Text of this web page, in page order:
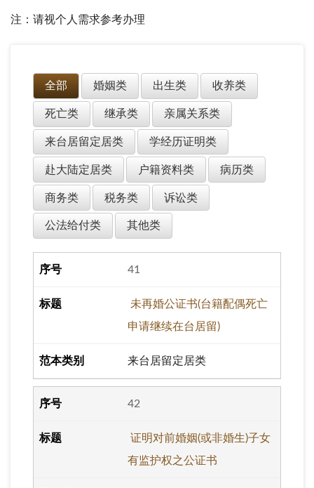
注：请视个人需求参考办理
全部 婚姻类 出生类 收养类
死亡类 继承类 亲属关系类
来台居留定居类 学经历证明类
赴大陆定居类 户籍资料类 病历类
商务类 税务类 诉讼类
公法给付类 其他类
41
未再婚公证书(台籍配偶死亡
申请继续在台居留)
来台居留定居类
42
证明对前婚姻(或非婚生)子女
有监护权之公证书